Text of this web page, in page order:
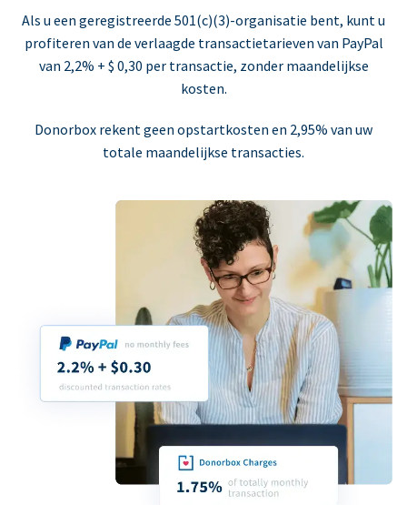
Als u een geregistreerde 501(c)(3)-organisatie bent, kunt u
profiteren van de verlaagde transactietarieven van PayPal
van 2,2% + $ 0,30 per transactie, zonder maandelijkse
kosten.
Donorbox rekent geen opstartkosten en 2,95% van uw
totale maandelijkse transacties.